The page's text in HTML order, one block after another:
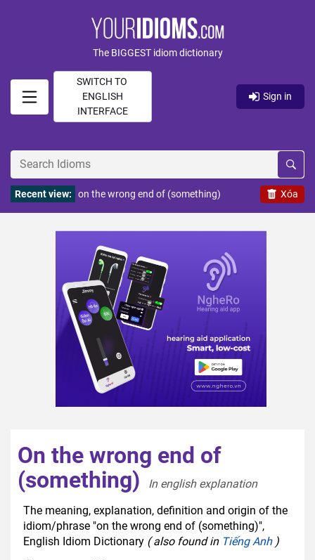
The BIGGEST idiom dictionary
SWITCH TO
ENGLISH
INTERFACE
Sign in
Xóa
Recent view: on the wrong end of (something)
On the wrong end of
(something)
In english explanation
The meaning, explanation, definition and origin of the
idiom/phrase "on the wrong end of (something)",
English Idiom Dictionary ( also found in Tiếng Anh)